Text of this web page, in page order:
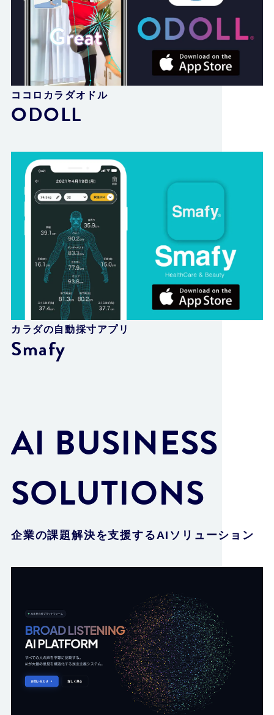
ココロカラダオドル
ODOLL
カラダの自動採寸アプリ
Smafy
AI BUSINESS
SOLUTIONS
企業の課題解決を支援するAIソリューション